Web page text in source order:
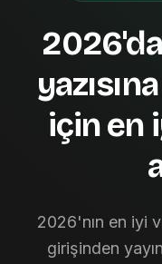
için en
2026'nın en iyi
girişinden